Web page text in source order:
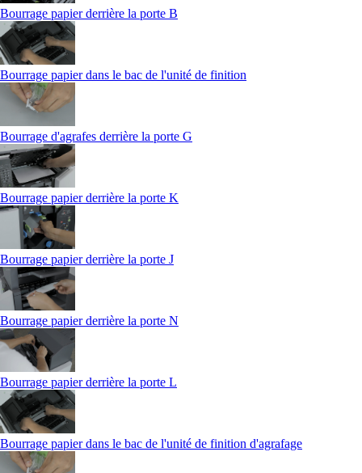
Bourrage papier derrière la porte B
Bourrage papier dans le bac de l'unité de finition
Bourrage d'agrafes derrière la porte G
Bourrage papier derrière la porte K
Bourrage papier derrière la porte J
Bourrage papier derrière la porte N
Bourrage papier derrière la porte L
Bourrage papier dans le bac de l'unité de finition d'agrafage